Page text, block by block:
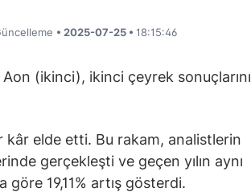
• 2025-07-25 • 18:15:46
(ikinci), ikinci çeyrek sonuçlarını
kâr elde etti. Bu rakam, analistlerin
gerçekleşti ve geçen yılın aynı
19,11% artış gösterdi.